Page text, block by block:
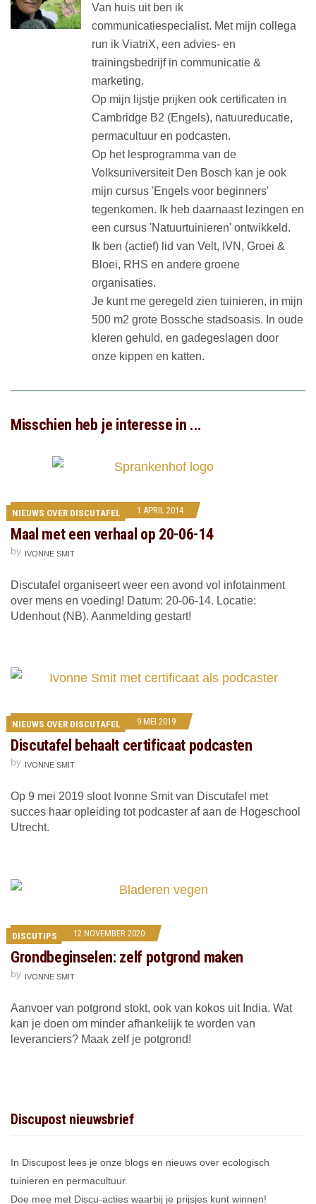
Van huis uit ben ik
communicatiespecialist. Met mijn collega
run ik ViatriX, een advies- en
trainingsbedrijf in communicatie &
marketing.
Op mijn lijstje prijken ook certificaten in
Cambridge B2 (Engels), natuureducatie,
permacultuur en podcasten.
Op het lesprogramma van de
Volksuniversiteit Den Bosch kan je ook
mijn cursus 'Engels voor beginners'
tegenkomen. Ik heb daarnaast lezingen en
een cursus 'Natuurtuinieren' ontwikkeld.
Ik ben (actief) lid van Velt, IVN, Groei &
Bloei, RHS en andere groene
organisaties.
Je kunt me geregeld zien tuinieren, in mijn
500 m2 grote Bossche stadsoasis. In oude
kleren gehuld, en gadegeslagen door
onze kippen en katten.
Misschien heb je interesse in ...
NIEUWS OVER DISCUTAFEL 1 APRIL 2014
Maal met een verhaal op 20-06-14
by IVONNE SMIT
Discutafel organiseert weer een avond vol infotainment
over mens en voeding! Datum: 20-06-14. Locatie:
Udenhout (NB). Aanmelding gestart!
NIEUWS OVER DISCUTAFEL 9 MEI 2019
Discutafel behaalt certificaat podcasten
by IVONNE SMIT
Op 9 mei 2019 sloot Ivonne Smit van Discutafel met
succes haar opleiding tot podcaster af aan de Hogeschool
Utrecht.
DISCUTIPS 12 NOVEMBER 2020
Grondbeginselen: zelf potgrond maken
by IVONNE SMIT
Aanvoer van potgrond stokt, ook van kokos uit India. Wat
kan je doen om minder afhankelijk te worden van
leveranciers? Maak zelf je potgrond!
Discupost nieuwsbrief
In Discupost lees je onze blogs en nieuws over ecologisch
tuinieren en permacultuur.
Doe mee met Discu-acties waarbij je prijsjes kunt winnen!